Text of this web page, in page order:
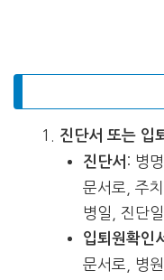
진단서 또는 입
진단서 : 병
문서로, 주
병일, 진단
입퇴원확인
문서로, 병